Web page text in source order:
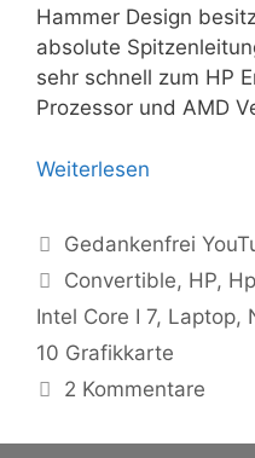
Hammer Design
absolute
sehr schnell zum HP
Prozessor und AMD
Weiterlesen
Kategorien
Gedankenfrei
Schlagwörter
Convertible, HP,
Intel Core I 7, Laptop,
10 Grafikkarte
2 Kommentare